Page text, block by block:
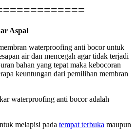
Aspal
waterproofing anti bocor untuk
air dan mencegah agar tidak terjadi
bahan yang tepat maka kebocoran
keuntungan dari pemilihan membran
waterproofing anti bocor adalah
melapisi pada tempat terbuka maupun